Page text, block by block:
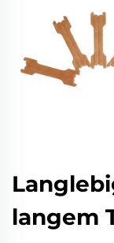
langem